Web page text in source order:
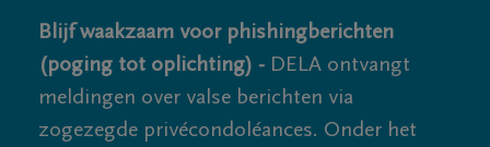
Blijf waakzaam voor phishingberichten
(poging tot oplichting) - DELA ontvangt
meldingen over valse berichten via
zogezegde privécondoléances. Onder het